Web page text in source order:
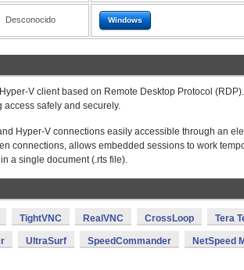
Desconocido Windows
V client based on Remote Desktop Protocol
safely and securely.
Hyper-V connections easily accessible through an
connections, allows embedded sessions to work
a single document (.rts file).
TightVNC RealVNC CrossLoop Tera
UltraSurf SpeedCommander NetSpeed